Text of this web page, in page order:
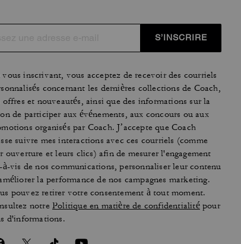
S’INSCRIRE
inscrivant, vous acceptez de recevoir des courriels
concernant les dernières collections de Coach,
offres et nouveautés, ainsi que des informations sur la
de participer aux événements, aux concours ou aux
organisés par Coach. J’accepte que Coach
suivre mes interactions avec ces courriels (comme
ouverture et leurs clics) afin de mesurer l'engagement
à-vis de nos communications, personnaliser leur contenu
la performance de nos campagnes marketing.
pouvez retirer votre consentement à tout moment.
notrePolitique en matière de confidentialitépour
d'informations.